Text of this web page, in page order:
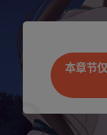
本章节